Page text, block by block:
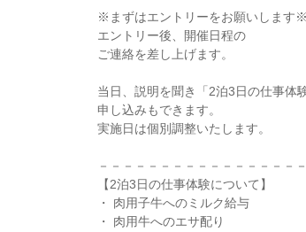
※まずはエントリーをお願いします※
エントリー後、開催日程の
ご連絡を差し上げます。
当日、説明を聞き「2泊3日の仕事体
申し込みもできます。
実施日は個別調整いたします。
－－－－－－－－－－－－－－－－
【2泊3日の仕事体験について】
・ 肉用子牛へのミルク給与
・ 肉用牛へのエサ配り